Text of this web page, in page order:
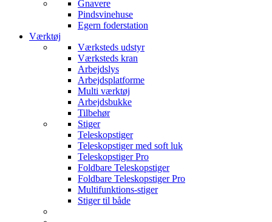
Gnavere
Pindsvinehuse
Egern foderstation
Værktøj
Værksteds udstyr
Værksteds kran
Arbejdslys
Arbejdsplatforme
Multi værktøj
Arbejdsbukke
Tilbehør
Stiger
Teleskopstiger
Teleskopstiger med soft luk
Teleskopstiger Pro
Foldbare Teleskopstiger
Foldbare Teleskopstiger Pro
Multifunktions-stiger
Stiger til både